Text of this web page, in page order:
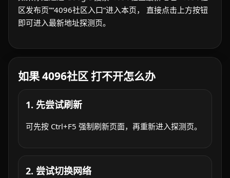
区发布页”“4096社区入口”进入本页， 直接点击上方按钮
即可进入最新地址探测页。
如果 4096社区 打不开怎么办
1. 先尝试刷新
可先按 Ctrl+F5 强制刷新页面，再重新进入探测页。
2. 尝试切换网络